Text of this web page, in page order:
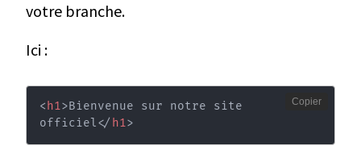
votre branche.
Ici :
< h1>Bienvenue sur notre site
officiel</ h1>
Copier